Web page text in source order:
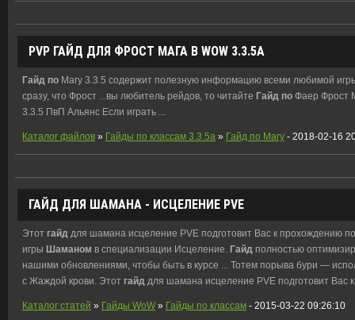
PVP ГАЙД ДЛЯ ФРОСТ МАГА В WOW 3.3.5А
Гайд по Магу 3.3.5 содержит полезную информацию всеми любимой
сразу, что Фрост ...вы любитель рейдов, то читайте Гайд по Фаер Фрост
3.3.5 ПвП Альянс Если играть ...
Каталог файлов » Гайды по классам 3.3.5a » Гайд по Магу - 2018-02-16
ГАЙД ДЛЯ ШАМАНА - ИСЦЕЛЕНИЕ PVE
Этот гайд для шамана исцеление PVE подготовит Вас к прохождению
игры Шаманом в специализации Исцеление. Гайд полностью
нашими обновлениями, чтобы быть в курсе ... Тотем порыва бури —
с Жаждой крови. Этот гайд для шамана исцеление PVE подготовит Вас
Каталог статей » Гайды WoW » Гайды по классам - 2015-03-22 09:26:10